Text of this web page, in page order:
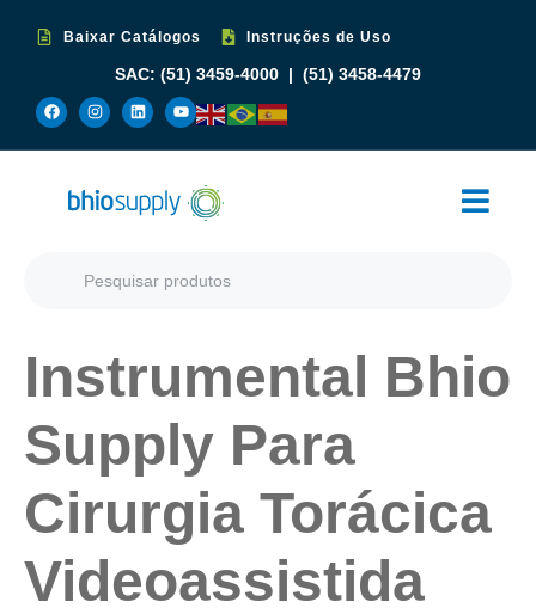
Baixar Catálogos Instruções de Uso
SAC: (51) 3459-4000 (51) 3458-4479
Instrumental Bhio
Supply Para
Cirurgia Torácica
Videoassistida